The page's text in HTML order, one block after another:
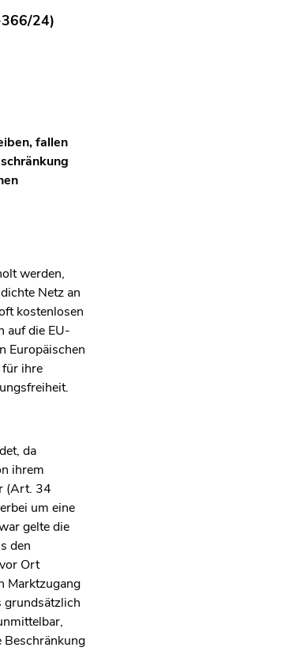
24)
fallen
werden,
Netz an
kostenlosen
auf die EU-
Europäischen
für ihre
da
ihrem
(Art. 34
um eine
gelte die
den
Ort
Marktzugang
grundsätzlich
Beschränkung